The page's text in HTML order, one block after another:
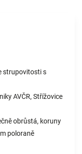
strupovitosti s
AVČR, Střížovice
obrůstá, koruny
poloraně